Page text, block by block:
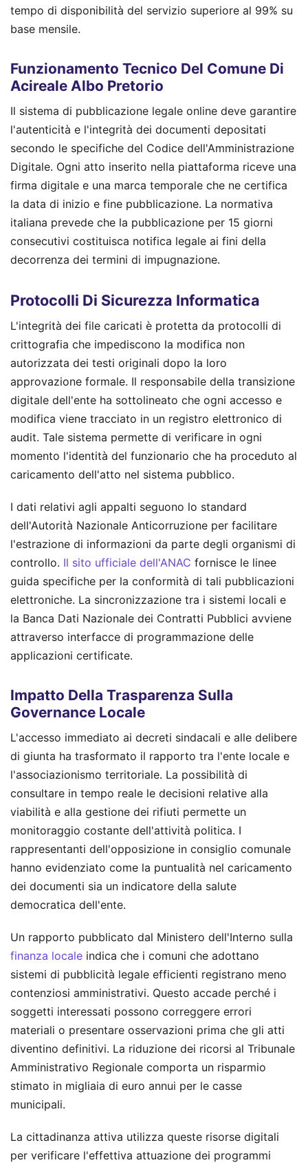
tempo di disponibilità del servizio superiore al 99% su
base mensile.
Funzionamento Tecnico Del Comune Di
Acireale Albo Pretorio
Il sistema di pubblicazione legale online deve garantire
l'autenticità e l'integrità dei documenti depositati
secondo le specifiche del Codice dell'Amministrazione
Digitale. Ogni atto inserito nella piattaforma riceve una
firma digitale e una marca temporale che ne certifica
la data di inizio e fine pubblicazione. La normativa
italiana prevede che la pubblicazione per 15 giorni
consecutivi costituisca notifica legale ai fini della
decorrenza dei termini di impugnazione.
Protocolli Di Sicurezza Informatica
L'integrità dei file caricati è protetta da protocolli di
crittografia che impediscono la modifica non
autorizzata dei testi originali dopo la loro
approvazione formale. Il responsabile della transizione
digitale dell'ente ha sottolineato che ogni accesso e
modifica viene tracciato in un registro elettronico di
audit. Tale sistema permette di verificare in ogni
momento l'identità del funzionario che ha proceduto al
caricamento dell'atto nel sistema pubblico.
I dati relativi agli appalti seguono lo standard
dell'Autorità Nazionale Anticorruzione per facilitare
l'estrazione di informazioni da parte degli organismi di
controllo. Il sito ufficiale dell'ANAC fornisce le linee
guida specifiche per la conformità di tali pubblicazioni
elettroniche. La sincronizzazione tra i sistemi locali e
la Banca Dati Nazionale dei Contratti Pubblici avviene
attraverso interfacce di programmazione delle
applicazioni certificate.
Impatto Della Trasparenza Sulla
Governance Locale
L'accesso immediato ai decreti sindacali e alle delibere
di giunta ha trasformato il rapporto tra l'ente locale e
l'associazionismo territoriale. La possibilità di
consultare in tempo reale le decisioni relative alla
viabilità e alla gestione dei rifiuti permette un
monitoraggio costante dell'attività politica. I
rappresentanti dell'opposizione in consiglio comunale
hanno evidenziato come la puntualità nel caricamento
dei documenti sia un indicatore della salute
democratica dell'ente.
Un rapporto pubblicato dal Ministero dell'Interno sulla
finanza locale indica che i comuni che adottano
sistemi di pubblicità legale efficienti registrano meno
contenziosi amministrativi. Questo accade perché i
soggetti interessati possono correggere errori
materiali o presentare osservazioni prima che gli atti
diventino definitivi. La riduzione dei ricorsi al Tribunale
Amministrativo Regionale comporta un risparmio
stimato in migliaia di euro annui per le casse
municipali.
La cittadinanza attiva utilizza queste risorse digitali
per verificare l'effettiva attuazione dei programmi